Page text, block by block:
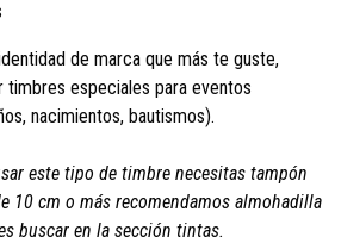
de marca que más te guste,
timbres especiales para eventos
nacimientos, bautismos).
este tipo de timbre necesitas tampón
10 cm o más recomendamos almohadilla
buscar en la sección tintas.